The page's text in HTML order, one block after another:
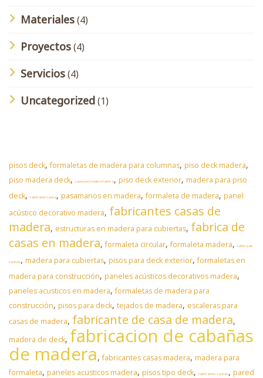
Materiales(4)
Proyectos(4)
Servicios(4)
Uncategorized(1)
pisos deck,formaletas de madera para columnas, piso deck madera,
piso madera deck, sauna en madera fabrica, piso deck exterior, madera para piso
deck, fabricante sauna, pasamanos en madera,formaleta de madera, panel
acústico decorativo madera, fabricantes casas de
madera, estructuras en madera para cubiertas, fabrica de
casas en madera,formaleta circular,formaleta madera, fabrica de
saunas, madera para cubiertas, pisos para deck exterior,formaletas en
madera para construcción, paneles acústicos decorativos madera,
paneles acusticos en madera,formaletas de madera para
construcción, pisos para deck, tejados de madera, escaleras para
casas de madera, fabricante de casa de madera,
madera de deck, fabricacion de cabañas
de madera,fabricantes casas madera, madera para
formaleta, paneles acusticos madera, pisos tipo deck, fabricantes saunas, pared